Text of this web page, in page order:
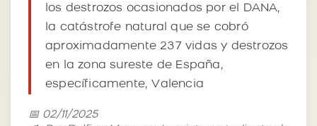
los destrozos ocasionados por el DANA,
la catástrofe natural que se cobró
aproximadamente 237 vidas y destrozos
en la zona sureste de España,
específicamente, Valencia
📅 02/11/2025